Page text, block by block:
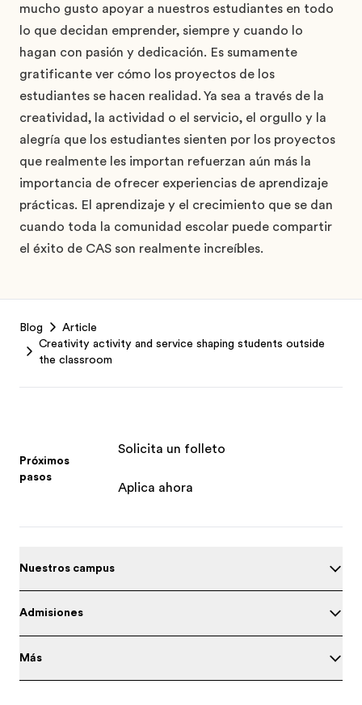
mucho gusto apoyar a nuestros estudiantes en todo
lo que decidan emprender, siempre y cuando lo
hagan con pasión y dedicación. Es sumamente
gratificante ver cómo los proyectos de los
estudiantes se hacen realidad. Ya sea a través de la
creatividad, la actividad o el servicio, el orgullo y la
alegría que los estudiantes sienten por los proyectos
que realmente les importan refuerzan aún más la
importancia de ofrecer experiencias de aprendizaje
prácticas. El aprendizaje y el crecimiento que se dan
cuando toda la comunidad escolar puede compartir
el éxito de CAS son realmente increíbles.
Blog
Article
Creativity activity and service shaping students outside
the classroom
Próximos
pasos
Solicita un folleto
Aplica ahora
Nuestros campus
Admisiones
Más